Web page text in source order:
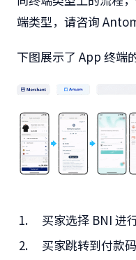
端类型，请咨询
下图展示了 App 终端
买家选择 BNI 进
买家跳转到付款